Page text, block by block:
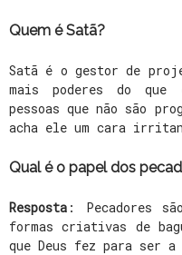
Quem é Satã?
Satã é o gestor de
mais poderes do que
pessoas que não são
acha ele um cara
Qual é o papel dos
Resposta : Pecadores
formas criativas de
que Deus fez para ser